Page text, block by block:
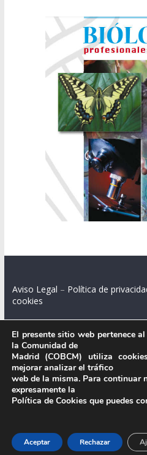
Aviso Legal – Política de
cookies
Colegio Oficial de Biólogos
C/ Santa Engracia 108,
El presente sitio web pertenece
la Comunidad de
Madrid (COBCM) utiliza
mejorar analizar el tráfico
web de la misma. Para continuar
expresamente la
Política de Cookies que puedes
Aceptar Rechazar